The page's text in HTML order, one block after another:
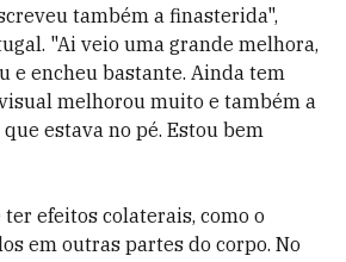
também a finasterida",
"Ai veio uma grande melhora,
e encheu bastante. Ainda tem
melhorou muito e também a
estava no pé. Estou bem
efeitos colaterais, como o
em outras partes do corpo. No